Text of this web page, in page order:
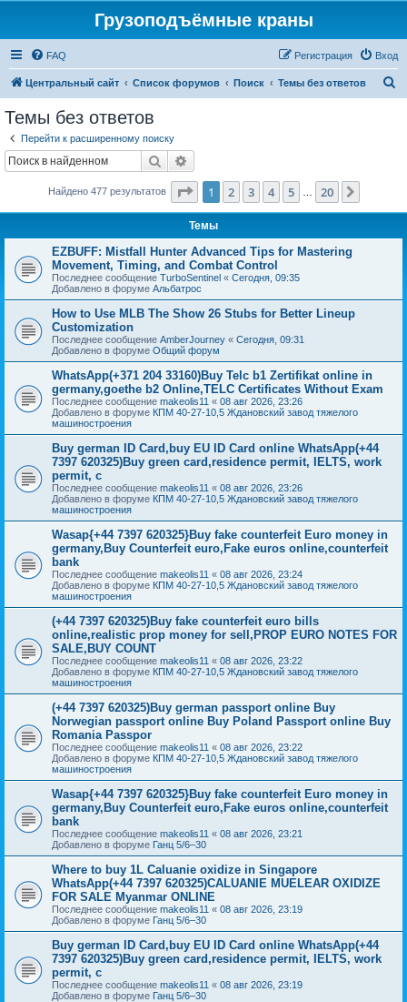
Грузоподъёмные краны
FAQ Вход
Регистрация
Центральный сайт Список форумов Поиск Темы без ответов
Темы без ответов
Перейти к расширенному поиску
Поиск
Найдено 477 результатов Страница из 20
1 2 3 4 5 20
Темы
EZBUFF: Mistfall Hunter Advanced Tips for Mastering
Movement, Timing, and Combat Control
Последнее сообщение TurboSentinel « Сегодня, 09:35
Добавлено в форуме Альбатрос
How to Use MLB The Show 26 Stubs for Better Lineup
Customization
Последнее сообщение AmberJourney « Сегодня, 09:31
Добавлено в форуме Общий форум
WhatsApp(+371 204 33160)Buy Telc b1 Zertifikat online in
germany,goethe b2 Online,TELC Certificates Without Exam
Последнее сообщение makeolis11 « 08 авг 2026, 23:26
Добавлено в форуме КПМ 40-27-10,5 Ждановский завод тяжелого
машиностроения
Buy german ID Card,buy EU ID Card online WhatsApp(+44
7397 620325)Buy green card,residence permit, IELTS, work
permit, c
Последнее сообщение makeolis11 « 08 авг 2026, 23:26
Добавлено в форуме КПМ 40-27-10,5 Ждановский завод тяжелого
машиностроения
Wasap{+44 7397 620325}Buy fake counterfeit Euro money in
germany,Buy Counterfeit euro,Fake euros online,counterfeit
bank
Последнее сообщение makeolis11 « 08 авг 2026, 23:24
Добавлено в форуме КПМ 40-27-10,5 Ждановский завод тяжелого
машиностроения
(+44 7397 620325)Buy fake counterfeit euro bills
online,realistic prop money for sell,PROP EURO NOTES FOR
SALE,BUY COUNT
Последнее сообщение makeolis11 « 08 авг 2026, 23:22
Добавлено в форуме КПМ 40-27-10,5 Ждановский завод тяжелого
машиностроения
(+44 7397 620325)Buy german passport online Buy
Norwegian passport online Buy Poland Passport online Buy
Romania Passpor
Последнее сообщение makeolis11 « 08 авг 2026, 23:22
Добавлено в форуме КПМ 40-27-10,5 Ждановский завод тяжелого
машиностроения
Wasap{+44 7397 620325}Buy fake counterfeit Euro money in
germany,Buy Counterfeit euro,Fake euros online,counterfeit
bank
Последнее сообщение makeolis11 « 08 авг 2026, 23:21
Добавлено в форуме Ганц 5/6–30
Where to buy 1L Caluanie oxidize in Singapore
WhatsApp(+44 7397 620325)CALUANIE MUELEAR OXIDIZE
FOR SALE Myanmar ONLINE
Последнее сообщение makeolis11 « 08 авг 2026, 23:19
Добавлено в форуме Ганц 5/6–30
Buy german ID Card,buy EU ID Card online WhatsApp(+44
7397 620325)Buy green card,residence permit, IELTS, work
permit, c
Последнее сообщение makeolis11 « 08 авг 2026, 23:19
Добавлено в форуме Ганц 5/6–30